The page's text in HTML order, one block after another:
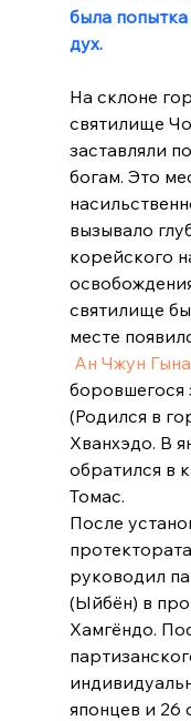
была
дух.
На склоне
святилище
заставляли
богам. Это
вызывало
корейского
святилище
месте
Ан Чжун Гына
боровшегося
(Родился в
Хванхэдо. В
обратился в
Томас.
После
протектората
руководил
(Ыйбён) в
Хамгёндо.
японцев и 26